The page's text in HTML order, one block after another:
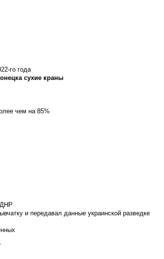
го года
сухие краны
чем на 85%
ДНР
и передавал данные украинской разведке